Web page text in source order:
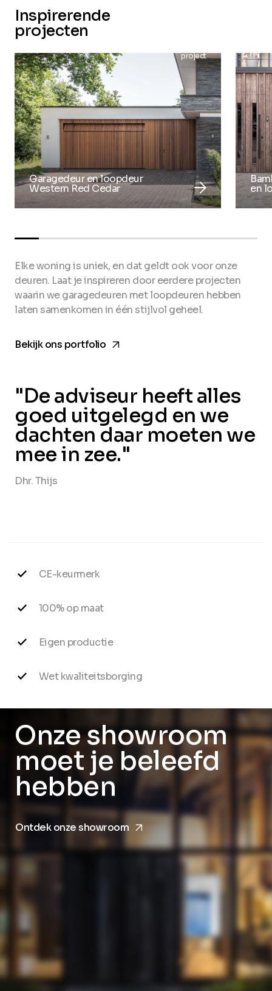
Inspirerende
projecten
project
Garagedeur en loopdeur
Western Red Cedar arrow_forward en
Elke woning is uniek, en dat geldt ook voor onze
deuren. Laat je inspireren door eerdere projecten
waarin we garagedeuren met loopdeuren hebben
laten samenkomen in één stijlvol geheel.
Bekijk ons portfolioarrow_forward
"De adviseur heeft alles
goed uitgelegd en we
dachten daar moeten we
mee in zee."
Dhr. Thijs
CE-keurmerk
100% op maat
Eigen productie
Wet kwaliteitsborging
Onze showroom
moet je beleefd
hebben
Ontdek onze showroomarrow_forward